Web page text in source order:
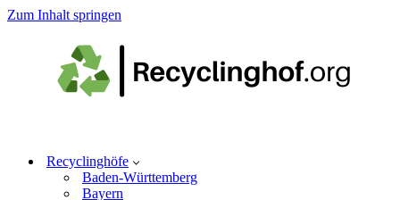
Zum Inhalt springen
Recyclinghöfe
Baden-Württemberg
Bayern